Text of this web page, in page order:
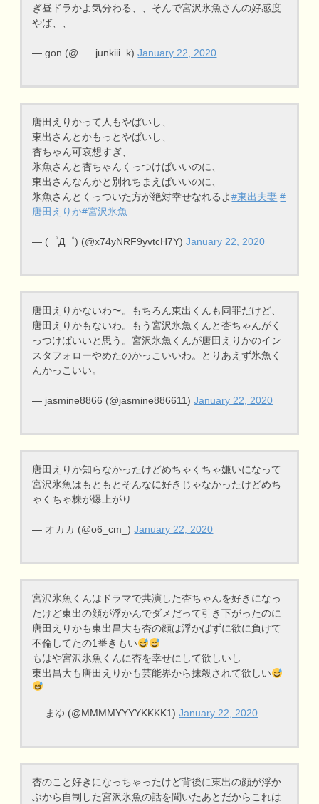
ぎ昼ドラかよ気分わる、、そんで宮沢氷魚さんの好感度
やば、、
— gon (@___junkiii_k)January 22, 2020
唐田えりかって人もやばいし、
東出さんとかもっとやばいし、
杏ちゃん可哀想すぎ、
氷魚さんと杏ちゃんくっつけばいいのに、
東出さんなんかと別れちまえばいいのに、
氷魚さんとくっついた方が絶対幸せなれるよ#東出夫妻 #
唐田えりか#宮沢氷魚
— (゜Д゜) (@x74yNRF9yvtcH7Y)January 22, 2020
唐田えりかないわ〜。もちろん東出くんも同罪だけど、
唐田えりかもないわ。もう宮沢氷魚くんと杏ちゃんがく
っつけばいいと思う。宮沢氷魚くんが唐田えりかのイン
スタフォローやめたのかっこいいわ。とりあえず氷魚く
んかっこいい。
— jasmine8866 (@jasmine886611)January 22, 2020
唐田えりか知らなかったけどめちゃくちゃ嫌いになって
宮沢氷魚はもともとそんなに好きじゃなかったけどめち
ゃくちゃ株が爆上がり
— オカカ (@o6_cm_)January 22, 2020
宮沢氷魚くんはドラマで共演した杏ちゃんを好きになっ
たけど東出の顔が浮かんでダメだって引き下がったのに
唐田えりかも東出昌大も杏の顔は浮かばずに欲に負けて
不倫してたの1番きもい
もはや宮沢氷魚くんに杏を幸せにして欲しいし
東出昌大も唐田えりかも芸能界から抹殺されて欲しい
— まゆ (@MMMMYYYYKKKK1)January 22, 2020
杏のこと好きになっちゃったけど背後に東出の顔が浮か
ぶから自制した宮沢氷魚の話を聞いたあとだからこれは